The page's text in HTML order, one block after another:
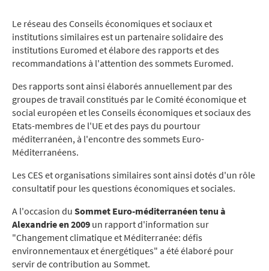
Le réseau des Conseils économiques et sociaux et
institutions similaires est un partenaire solidaire des
institutions Euromed et élabore des rapports et des
recommandations à l'attention des sommets Euromed.
Des rapports sont ainsi élaborés annuellement par des
groupes de travail constitués par le Comité économique et
social européen et les Conseils économiques et sociaux des
Etats-membres de l'UE et des pays du pourtour
méditerranéen, à l'encontre des sommets Euro-
Méditerranéens.
Les CES et organisations similaires sont ainsi dotés d'un rôle
consultatif pour les questions économiques et sociales.
A l'occasion du Sommet Euro-méditerranéen tenu à
Alexandrie en 2009 un rapport d'information sur
"Changement climatique et Méditerranée: défis
environnementaux et énergétiques" a été élaboré pour
servir de contribution au Sommet.